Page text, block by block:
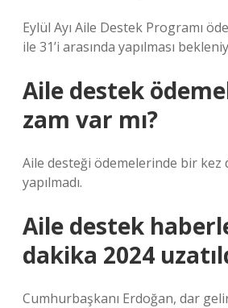
Eylül Ayı Aile Destek Programı
ile 31’i arasında yapılması
Aile destek
zam var mı?
Aile desteği ödemelerinde bir kez
yapılmadı.
Aile destek
dakika 2024
Cumhurbaşkanı Erdoğan, dar